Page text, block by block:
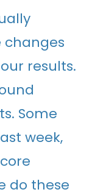
changes
results.
Some
week,
do these